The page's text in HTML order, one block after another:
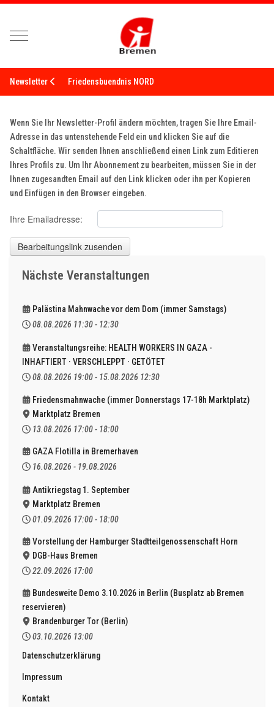
Mobile Menu Toggle
Newsletter Friedensbuendnis NORD
Wenn Sie Ihr Newsletter-Profil ändern möchten, tragen Sie Ihre Email-
Adresse in das untenstehende Feld ein und klicken Sie auf die
Schaltfläche. Wir senden Ihnen anschließend einen Link zum Editieren
Ihres Profils zu. Um Ihr Abonnement zu bearbeiten, müssen Sie in der
Ihnen zugesandten Email auf den Link klicken oder ihn per Kopieren
und Einfügen in den Browser eingeben.
Ihre Emailadresse:
Bearbeitungslink zusenden
Nächste Veranstaltungen
Palästina Mahnwache vor dem Dom (immer Samstags)
08.08.2026 11:30 - 12:30
Veranstaltungsreihe: HEALTH WORKERS IN GAZA -
INHAFTIERT · VERSCHLEPPT · GETÖTET
08.08.2026 19:00 - 15.08.2026 12:30
Friedensmahnwache (immer Donnerstags 17-18h Marktplatz)
Marktplatz Bremen
13.08.2026 17:00 - 18:00
GAZA Flotilla in Bremerhaven
16.08.2026 - 19.08.2026
Antikriegstag 1. September
Marktplatz Bremen
01.09.2026 17:00 - 18:00
Vorstellung der Hamburger Stadtteilgenossenschaft Horn
DGB-Haus Bremen
22.09.2026 17:00
Bundesweite Demo 3.10.2026 in Berlin (Busplatz ab Bremen
reservieren)
Brandenburger Tor (Berlin)
03.10.2026 13:00
Datenschutzerklärung
Impressum
Kontakt